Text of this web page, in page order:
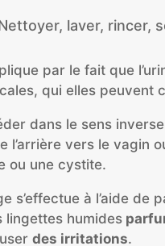
laver, rincer,
par le fait que
qui elles peuvent
dans le sens
l’arrière vers le vagin
ou une cystite.
s’effectue à l’aide de
lingettes humides
des irritations.